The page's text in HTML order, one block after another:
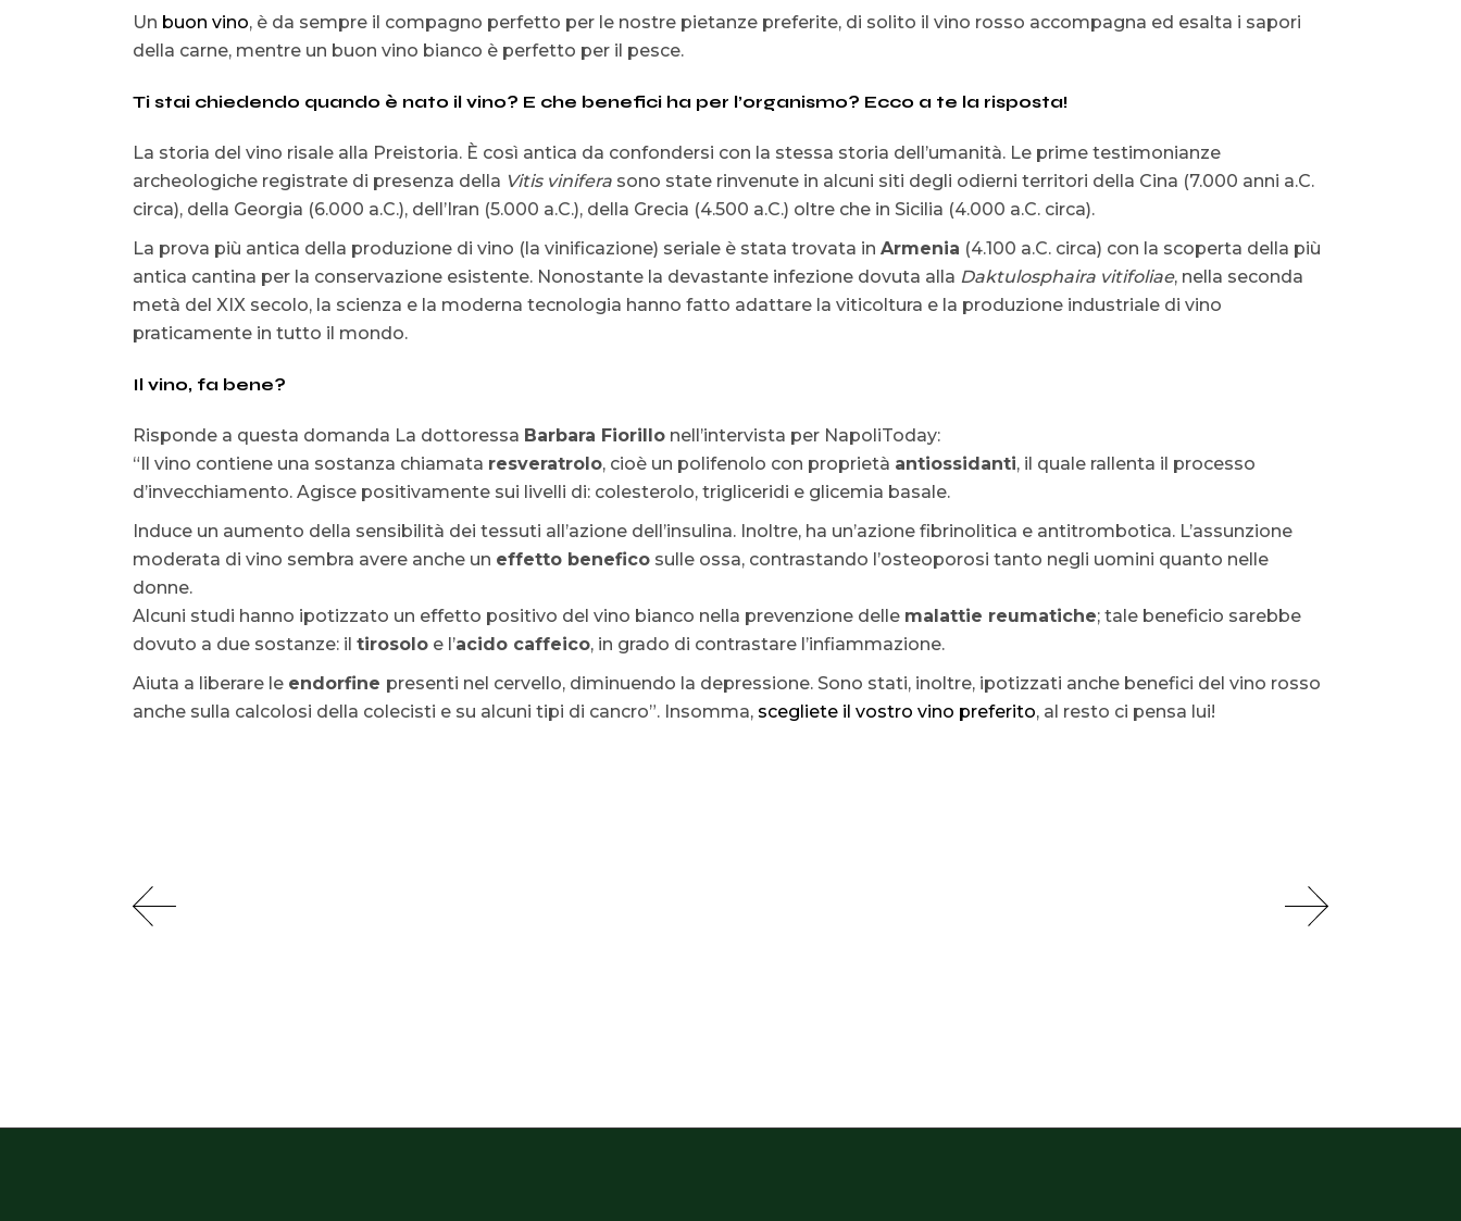
Un buon vino, è da sempre il compagno perfetto per le nostre pietanze preferite, di solito il vino rosso accompagna ed esalta i sapori
della carne, mentre un buon vino bianco è perfetto per il pesce.
Ti stai chiedendo quando è nato il vino? E che benefici ha per l’organismo? Ecco a te la risposta!
La storia del vino risale alla Preistoria. È così antica da confondersi con la stessa storia dell’umanità. Le prime testimonianze
archeologiche registrate di presenza della Vitis vinifera sono state rinvenute in alcuni siti degli odierni territori della Cina (7.000 anni a.C.
circa), della Georgia (6.000 a.C.), dell’Iran (5.000 a.C.), della Grecia (4.500 a.C.) oltre che in Sicilia (4.000 a.C. circa).
La prova più antica della produzione di vino (la vinificazione) seriale è stata trovata in Armenia (4.100 a.C. circa) con la scoperta della più
antica cantina per la conservazione esistente. Nonostante la devastante infezione dovuta alla Daktulosphaira vitifoliae, nella seconda
metà del XIX secolo, la scienza e la moderna tecnologia hanno fatto adattare la viticoltura e la produzione industriale di vino
praticamente in tutto il mondo.
Il vino, fa bene?
Risponde a questa domanda La dottoressa Barbara Fiorillo nell’intervista per NapoliToday:
“Il vino contiene una sostanza chiamata resveratrolo, cioè un polifenolo con proprietà antiossidanti, il quale rallenta il processo
d’invecchiamento. Agisce positivamente sui livelli di: colesterolo, trigliceridi e glicemia basale.
Induce un aumento della sensibilità dei tessuti all’azione dell’insulina. Inoltre, ha un’azione fibrinolitica e antitrombotica. L’assunzione
moderata di vino sembra avere anche un effetto benefico sulle ossa, contrastando l’osteoporosi tanto negli uomini quanto nelle
donne.
Alcuni studi hanno ipotizzato un effetto positivo del vino bianco nella prevenzione delle malattie reumatiche; tale beneficio sarebbe
dovuto a due sostanze: il tirosolo e l’acido caffeico, in grado di contrastare l’infiammazione.
Aiuta a liberare le endorfine presenti nel cervello, diminuendo la depressione. Sono stati, inoltre, ipotizzati anche benefici del vino rosso
anche sulla calcolosi della colecisti e su alcuni tipi di cancro”. Insomma, scegliete il vostro vino preferito, al resto ci pensa lui!